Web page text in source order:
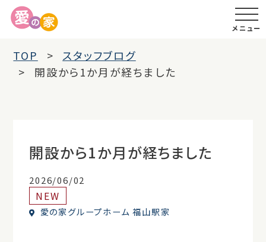
メニュー
TOP
スタッフブログ
開設から1か月が経ちました
開設から1か月が経ちました
2026/06/02
NEW
愛の家グループホーム 福山駅家